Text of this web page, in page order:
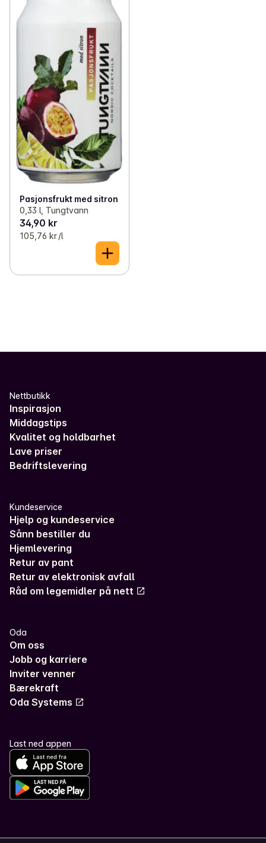
Pasjonsfrukt med sitron
0,33 l, Tungtvann
34,90 kr
105,76 kr /l
Nettbutikk
Inspirasjon
Middagstips
Kvalitet og holdbarhet
Lave priser
Bedriftslevering
Kundeservice
Hjelp og kundeservice
Sånn bestiller du
Hjemlevering
Retur av pant
Retur av elektronisk avfall
Råd om legemidler på nett
Oda
Om oss
Jobb og karriere
Inviter venner
Bærekraft
Oda Systems
Last ned appen